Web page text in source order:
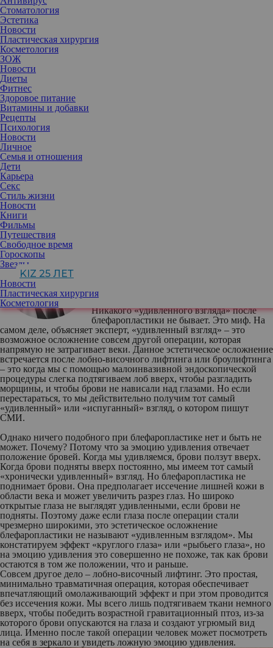
Стоматология
Эстетика
Новости
Пластическая хирургия
Косметология
ЗОЖ
Новости
Диеты
Фитнес
Здоровое питание
Витамины и добавки
Рецепты
Психология
Новости
Личное
Семья и отношения
Дети
Карьера
Секс
Стиль жизни
Новости
Книги
Фильмы
Путешествия
Свободное время
Гороскопы
Звезды
KIZ 25 ЛЕТ
Новости
Пластическая хирургия
Косметология
Доводилось ли вам слышать о том, как кто-то пошел на
блефаропластику, чтобы омолодить область глаз, а в результате
получил осложнение, которое называется «удивленный взгляд»?
Если да, вас просто ввели в заблуждение.
Никакого «удивленного взгляда» после
блефаропластики не бывает. Это миф. На
самом деле, объясняет эксперт, «удивленный взгляд» – это
возможное осложнение совсем другой операции, которая
напрямую не затрагивает веки. Данное эстетическое осложнение
встречается после лобно-височного лифтинга или броулифтинга
– это когда мы с помощью малоинвазивной эндоскопической
процедуры слегка подтягиваем лоб вверх, чтобы разгладить
морщины, и чтобы брови не нависали над глазами. Но если
перестараться, то мы действительно получим тот самый
«удивленный» или «испуганный» взгляд, о котором пишут
СМИ.
Однако ничего подобного при блефаропластике нет и быть не
может. Почему? Потому что за эмоцию удивления отвечает
положение бровей. Когда мы удивляемся, брови ползут вверх.
Когда брови подняты вверх постоянно, мы имеем тот самый
«хронически удивленный» взгляд. Но блефаропластика не
поднимает брови. Она предполагает иссечение лишней кожи в
области века и может увеличить разрез глаз. Но широко
открытые глаза не выглядят удивленными, если брови не
подняты. Поэтому даже если глаза после операции стали
чрезмерно широкими, это эстетическое осложнение
блефаропластики не называют «удивленным взглядом». Мы
констатируем эффект «круглого глаза» или «рыбьего глаза», но
на эмоцию удивления это совершенно не похоже, так как брови
остаются в том же положении, что и раньше.
Совсем другое дело – лобно-височный лифтинг. Это простая,
минимально травматичная операция, которая обеспечивает
впечатляющий омолаживающий эффект и при этом проводится
без иссечения кожи. Мы всего лишь подтягиваем ткани немного
вверх, чтобы победить возрастной гравитационный птоз, из-за
которого брови опускаются на глаза и создают угрюмый вид
лица. Именно после такой операции человек может посмотреть
на себя в зеркало и увидеть ложную эмоцию удивления.